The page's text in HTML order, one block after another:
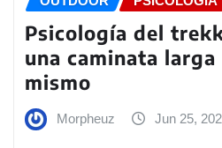
Psicología del
una caminata
mismo
Morpheuz Jun 25,